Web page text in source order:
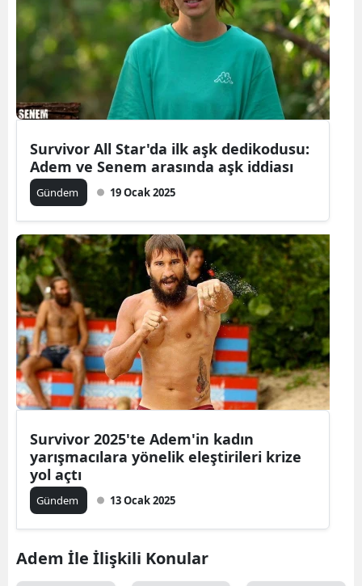
Survivor All Star'da ilk aşk dedikodusu:
Adem ve Senem arasında aşk iddiası
Gündem 19 Ocak 2025
Survivor 2025'te Adem'in kadın
yarışmacılara yönelik eleştirileri krize
yol açtı
Gündem 13 Ocak 2025
Adem İle İlişkili Konular